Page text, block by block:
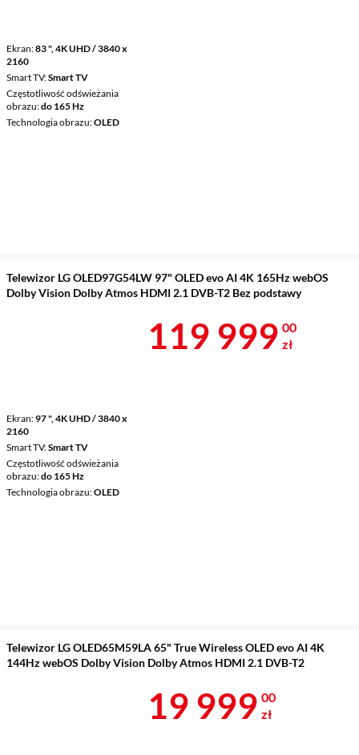
Ekran 83 ", 4K UHD / 3840 x
2160
Smart TV Smart TV
Częstotliwość odświeżania
obrazu do 165 Hz
Technologia obrazu OLED
Telewizor LG OLED97G54LW 97" OLED evo AI 4K 165Hz webOS
Dolby Vision Dolby Atmos HDMI 2.1 DVB-T2 Bez podstawy
Ekran 97 ", 4K UHD / 3840 x
2160
Smart TV Smart TV
Częstotliwość odświeżania
obrazu do 165 Hz
Technologia obrazu OLED
Cena 119
119 999 00
zł
Telewizor LG OLED65M59LA 65" True Wireless OLED evo AI 4K
144Hz webOS Dolby Vision Dolby Atmos HDMI 2.1 DVB-T2
Cena 19 999
19 999 00
zł